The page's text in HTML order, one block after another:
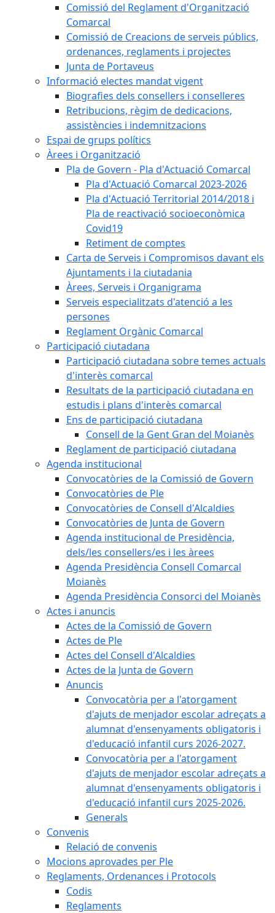
Comissió del Reglament d'Organització
Comarcal
Comissió de Creacions de serveis públics,
ordenances, reglaments i projectes
Junta de Portaveus
Informació electes mandat vigent
Biografies dels consellers i conselleres
Retribucions, règim de dedicacions,
assistències i indemnitzacions
Espai de grups polítics
Àrees i Organització
Pla de Govern - Pla d'Actuació Comarcal
Pla d'Actuació Comarcal 2023-2026
Pla d'Actuació Territorial 2014/2018 i
Pla de reactivació socioeconòmica
Covid19
Retiment de comptes
Carta de Serveis i Compromisos davant els
Ajuntaments i la ciutadania
Àrees, Serveis i Organigrama
Serveis especialitzats d'atenció a les
persones
Reglament Orgànic Comarcal
Participació ciutadana
Participació ciutadana sobre temes actuals
d'interès comarcal
Resultats de la participació ciutadana en
estudis i plans d'interès comarcal
Ens de participació ciutadana
Consell de la Gent Gran del Moianès
Reglament de participació ciutadana
Agenda institucional
Convocatòries de la Comissió de Govern
Convocatòries de Ple
Convocatòries de Consell d'Alcaldies
Convocatòries de Junta de Govern
Agenda institucional de Presidència,
dels/les consellers/es i les àrees
Agenda Presidència Consell Comarcal
Moianès
Agenda Presidència Consorci del Moianès
Actes i anuncis
Actes de la Comissió de Govern
Actes de Ple
Actes del Consell d'Alcaldies
Actes de la Junta de Govern
Anuncis
Convocatòria per a l'atorgament
d'ajuts de menjador escolar adreçats a
alumnat d'ensenyaments obligatoris i
d'educació infantil curs 2026-2027.
Convocatòria per a l'atorgament
d'ajuts de menjador escolar adreçats a
alumnat d'ensenyaments obligatoris i
d'educació infantil curs 2025-2026.
Generals
Convenis
Relació de convenis
Mocions aprovades per Ple
Reglaments, Ordenances i Protocols
Codis
Reglaments